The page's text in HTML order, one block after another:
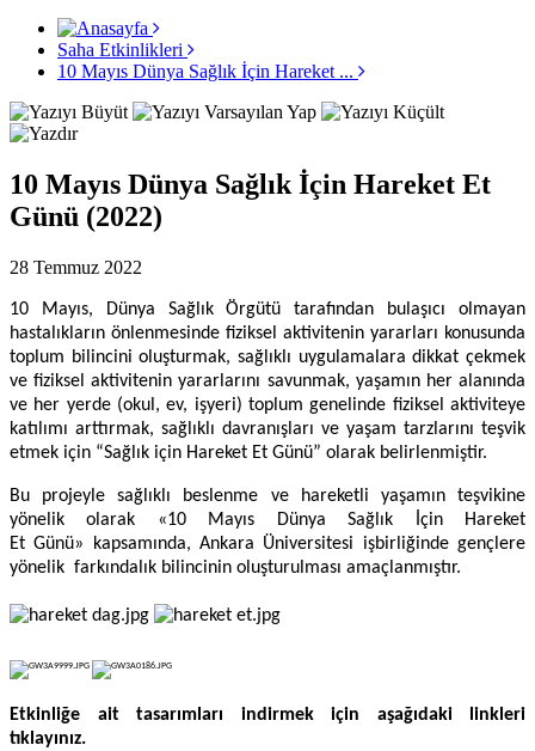
Saha Etkinlikleri
10 Mayıs Dünya Sağlık İçin Hareket ...
10 Mayıs Dünya Sağlık İçin Hareket Et
Günü (2022)
28 Temmuz 2022
10 Mayıs,
Dünya Sağlık Örgütü tarafından bulaşıcı olmayan
hastalıkların önlenmesinde fiziksel aktivitenin yararları konusunda
toplum bilincini oluşturmak, sağlıklı uygulamalara dikkat çekmek
ve fiziksel aktivitenin yararlarını savunmak, yaşamın her alanında
ve her yerde (okul, ev, işyeri) toplum genelinde fiziksel aktiviteye
katılımı arttırmak, sağlıklı davranışları ve yaşam tarzlarını teşvik
etmek için “Sağlık için Hareket Et Günü” olarak belirlenmiştir.
Bu projeyle sağlıklı beslenme ve hareketli yaşamınteşvikine
yönelik olarak «10
Mayıs DünyaSağlık İçin Hareket
EtGünü» kapsamında, Ankara Üniversitesi işbirliğinde gençlere
yönelik farkındalık bilincinin oluşturulması amaçlanmıştır.
Etkinliğe ait tasarımları indirmek için aşağıdaki linkleri
tıklayınız.